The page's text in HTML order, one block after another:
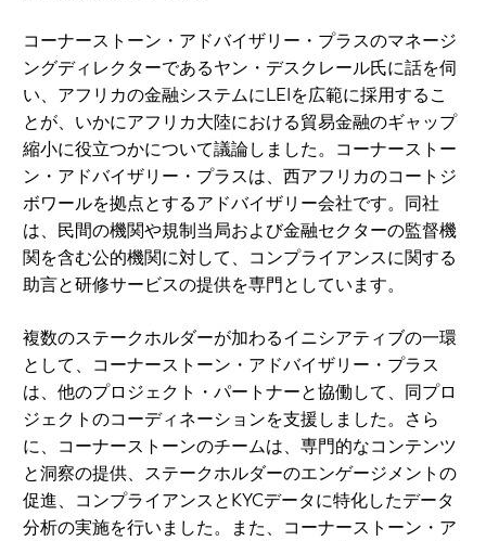
コーナーストーン・アドバイザリー・プラスのマネージ
ングディレクターであるヤン・デスクレール氏に話を伺
い、アフリカの金融システムにLEIを広範に採用するこ
とが、いかにアフリカ大陸における貿易金融のギャップ
縮小に役立つかについて議論しました。コーナーストー
ン・アドバイザリー・プラスは、西アフリカのコートジ
ボワールを拠点とするアドバイザリー会社です。同社
は、民間の機関や規制当局および金融セクターの監督機
関を含む公的機関に対して、コンプライアンスに関する
助言と研修サービスの提供を専門としています。
複数のステークホルダーが加わるイニシアティブの一環
として、コーナーストーン・アドバイザリー・プラス
は、他のプロジェクト・パートナーと協働して、同プロ
ジェクトのコーディネーションを支援しました。さら
に、コーナーストーンのチームは、専門的なコンテンツ
と洞察の提供、ステークホルダーのエンゲージメントの
促進、コンプライアンスとKYCデータに特化したデータ
分析の実施を行いました。また、コーナーストーン・ア